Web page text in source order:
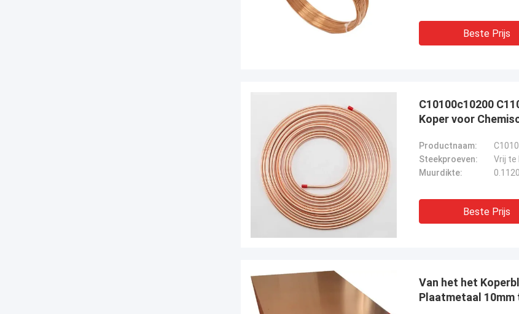
Beste Prijs
C10100c10200
Koper voor
Productnaam:
Steekproeven:
Vrij te
Muurdikte:
Beste Prijs
Van het het
Plaatmetaal